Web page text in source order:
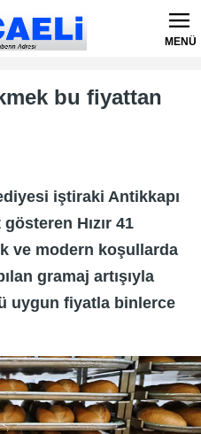
MENÜ
bu fiyattan
iştiraki Antikkapı
Hızır 41
ve modern koşullarda
gramaj artışıyla
uygun fiyatla binlerce